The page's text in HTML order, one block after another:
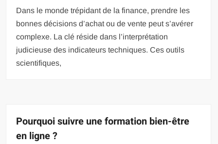
Dans le monde trépidant de la finance, prendre les
bonnes décisions d’achat ou de vente peut s’avérer
complexe. La clé réside dans l’interprétation
judicieuse des indicateurs techniques. Ces outils
scientifiques,
Pourquoi suivre une formation bien-être
en ligne ?